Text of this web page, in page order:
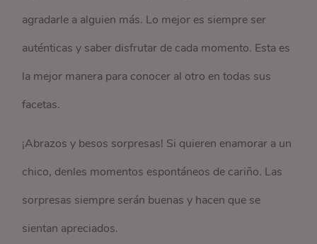
agradarle a alguien más. Lo mejor es siempre ser
auténticas y saber disfrutar de cada momento. Esta es
la mejor manera para conocer al otro en todas sus
facetas.
¡Abrazos y besos sorpresas! Si quieren enamorar a un
chico, denles momentos espontáneos de cariño. Las
sorpresas siempre serán buenas y hacen que se
sientan apreciados.